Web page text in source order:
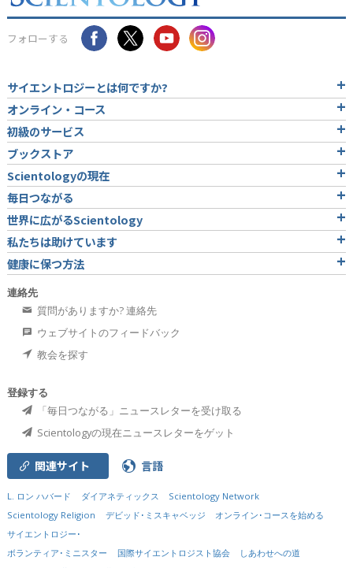
フォローする
サイエントロジーとは何ですか?
オンライン・コース
初級のサービス
ブックストア
Scientologyの現在
毎日つながる
世界に広がるScientology
私たちは助けています
健康に保つ方法
連絡先
質問がありますか? 連絡先
ウェブサイトのフィードバック
教会を探す
登録する
「毎日つながる」ニュースレターを受け取る
Scientologyの現在ニュースレターをゲット
関連サイト 言語
L. ロン ハバード ダイアネティックス
Scientology Network
Scientology Religion
デビッド･ミスキャベッジ
オンライン･コースを始める
サイエントロジー･
ボランティア･ミニスター
国際サイエントロジスト協会
しあわせへの道